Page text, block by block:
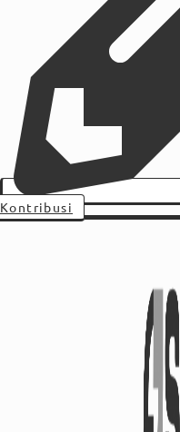
Kontribusi